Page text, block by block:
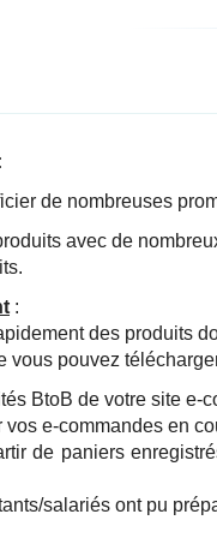
de nombreuses
avec de
:
des produits
pouvez
BtoB de votre site e-
e-commandes en
de paniers
salariés ont pu